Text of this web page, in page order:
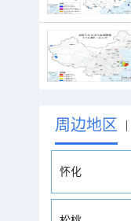
周边地区 |
怀化